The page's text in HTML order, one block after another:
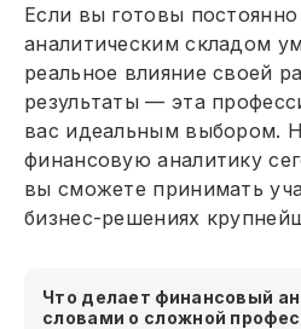
Если вы готовы постоянно
аналитическим складом
реальное влияние своей
результаты — эта
вас идеальным выбором.
финансовую аналитику
вы сможете принимать
бизнес-решениях
Что делает финансовый
словами о сложной